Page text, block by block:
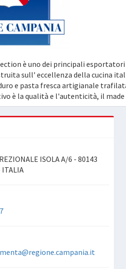
è uno dei principali
sull' eccellenza della cucina
e pasta fresca artigianale
è la qualità e l'autenticità, il made
ISOLA A/6 - 80143
ITALIA